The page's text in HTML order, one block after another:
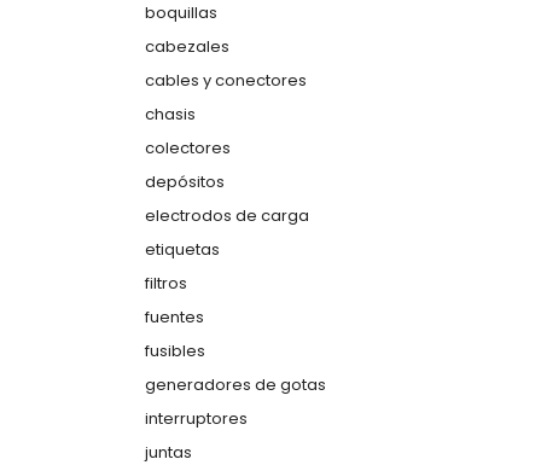
boquillas
cabezales
cables y conectores
chasis
colectores
depósitos
electrodos de carga
etiquetas
filtros
fuentes
fusibles
generadores de gotas
interruptores
juntas